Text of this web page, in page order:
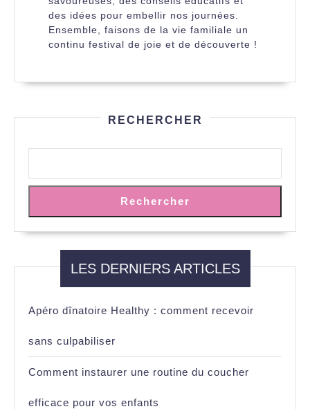
des idées pour embellir nos journées.
Ensemble, faisons de la vie familiale un
continu festival de joie et de découverte !
RECHERCHER
Rechercher
LES DERNIERS ARTICLES
Apéro dînatoire Healthy : comment recevoir
sans culpabiliser
Comment instaurer une routine du coucher
efficace pour vos enfants